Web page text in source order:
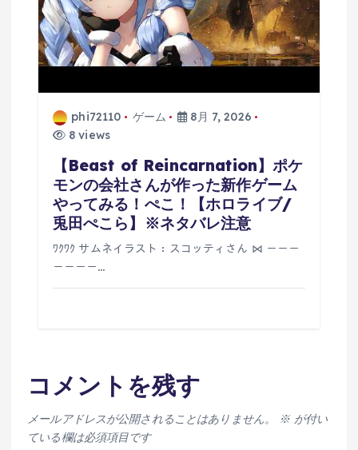
phi72110 ゲーム
8月 7, 2026
8 views
【Beast of Reincarnation】ポケ
モンの会社さんが作った新作ゲーム
やってみる！ぺこ！【ホロライブ/
兎田ぺこら】※ネタバレ注意
ﾜｸﾜｸ サムネイラスト：スコッティさん ⋈ －－－
－－－－…
コメントを残す
メールアドレスが公開されることはありません。 ※が付い
ている欄は必須項目です